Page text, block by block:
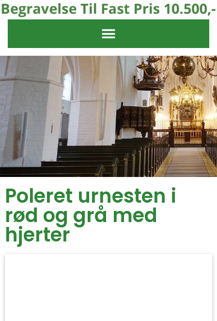
Poleret urnesten i
rød og grå med
hjerter